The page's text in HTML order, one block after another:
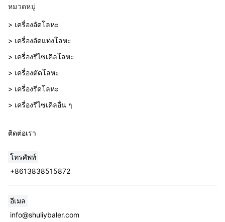
หมวดหมู่
> เครื่องอัดโลหะ
> เครื่องอัดแท่งโลหะ
> เครื่องรีไซเคิลโลหะ
> เครื่องตัดโลหะ
> เครื่องรีดโลหะ
> เครื่องรีไซเคิลอื่น ๆ
ติดต่อเรา
โทรศัพท์
+8613838515872
อีเมล
info@shuliybaler.com